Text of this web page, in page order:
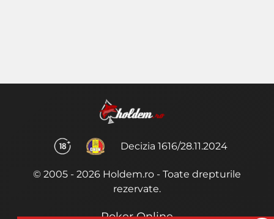
Decizia 1616/28.11.2024
© 2005 - 2026 Holdem.ro - Toate drepturile
rezervate.